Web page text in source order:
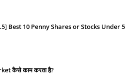
Best 10 Penny Shares or Stocks Under 5
2024
कैसे काम करता है?
2024